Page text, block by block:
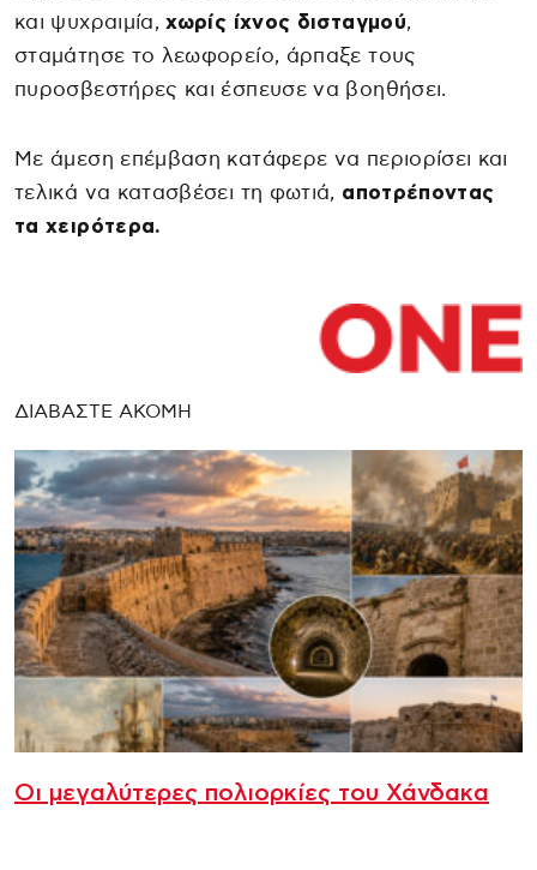
και ψυχραιμία,χωρίς ίχνος δισταγμού,
σταμάτησε το λεωφορείο, άρπαξε τους
πυροσβεστήρες και έσπευσε να βοηθήσει.
Με άμεση επέμβαση κατάφερε να περιορίσει και
τελικά να κατασβέσει τη φωτιά, αποτρέποντας
τα χειρότερα.
ΔΙΑΒΑΣΤΕ ΑΚΟΜΗ
Οι μεγαλύτερες πολιορκίες του Χάνδακα